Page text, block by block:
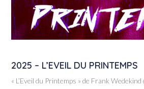
2025 – L’EVEIL DU PRINTEMPS
« L’Eveil du Printemps » de Frank